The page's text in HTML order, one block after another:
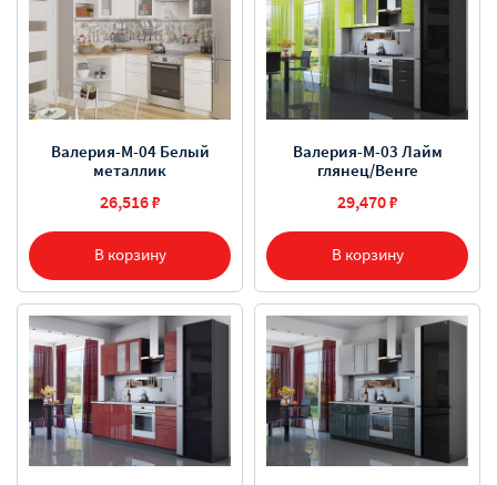
В корзину
Валерия-М-04 Белый
металлик
26,516 ₽
В корзину
Валерия-М-03 Лайм
глянец/Венге
29,470 ₽